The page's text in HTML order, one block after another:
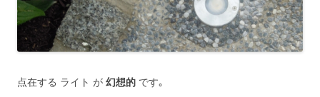
点在する ライト が 幻想的 です｡